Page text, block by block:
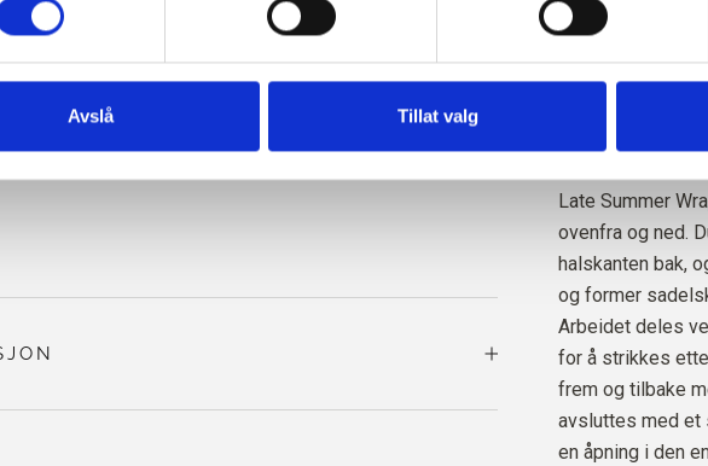
Avslå Tillat valg
omslagsjakke
eller jeans med
er strikket med 1
som holdes
Late Summer
ovenfra og ned.
halskanten bak,
og former
Arbeidet deles
for å strikkes
frem og tilbake
avsluttes med et
en åpning i den